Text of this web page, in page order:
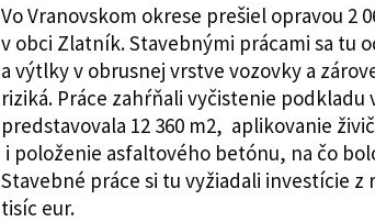
Vo Vranovskom okrese prešiel opravou 2
v obci Zlatník. Stavebnými prácami sa tu
a výtlky v obrusnej vrstve vozovky a
riziká. Práce zahŕňali vyčistenie
predstavovala 12 360 m2, aplikovanie
i položenie asfaltového betónu, na čo
Stavebné práce si tu vyžiadali investície
tisíc eur.